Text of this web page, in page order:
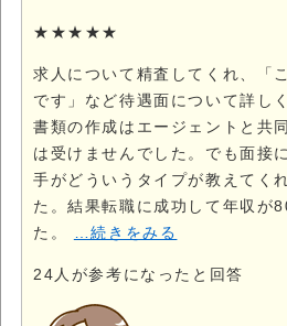
★★★★★
求人について精査してくれ、「
です」など待遇面について詳し
書類の作成はエージェントと共
は受けませんでした。でも面接
手がどういうタイプが教えてく
た。結果転職に成功して年収が
た。
…続きをみる
24人が参考になったと回答